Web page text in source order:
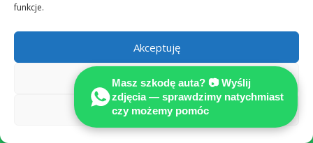
funkcje.
Akceptuję
Odmów
Zobacz preferencje
MOTOEXPERT
POJAZDÓW POWYPADKOWYCH
Wykonujemy precyzyjnie kalkulacje kosztów
naprawy na podstawie prawa
niemieckiego.

Masz szkodę auta? 📷 Wyślij
zdjęcia — sprawdzimy natychmiast
czy możemy pomóc